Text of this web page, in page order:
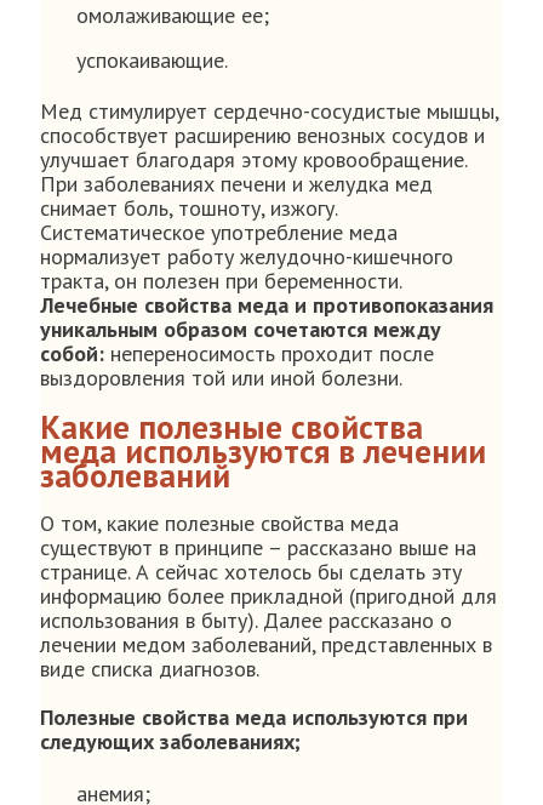
омолаживающие ее;
успокаивающие.
Мед стимулирует сердечно-сосудистые мышцы,
способствует расширению венозных сосудов и
улучшает благодаря этому кровообращение.
При заболеваниях печени и желудка мед
снимает боль, тошноту, изжогу.
Систематическое употребление меда
нормализует работу желудочно-кишечного
тракта, он полезен при беременности.
Лечебные свойства меда и противопоказания
уникальным образом сочетаются между
собой: непереносимость проходит после
выздоровления той или иной болезни.
Какие полезные свойства
меда используются в лечении
заболеваний
О том, какие полезные свойства меда
существуют в принципе – рассказано выше на
странице. А сейчас хотелось бы сделать эту
информацию более прикладной (пригодной для
использования в быту). Далее рассказано о
лечении медом заболеваний, представленных в
виде списка диагнозов.
Полезные свойства меда используются при
следующих заболеваниях;
анемия;